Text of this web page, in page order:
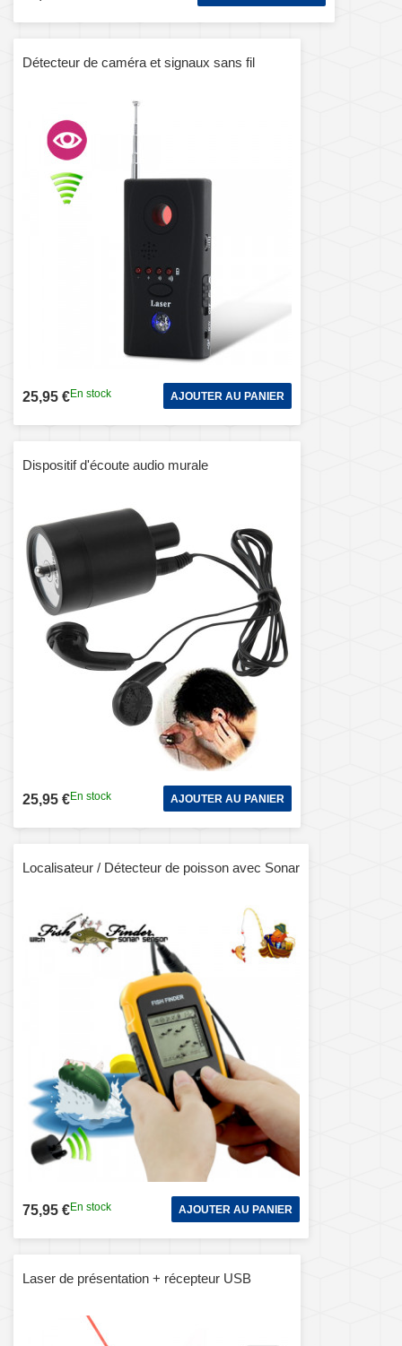
Détecteur de caméra et signaux sans fil
25,95 €En stock AJOUTER AU PANIER
Dispositif d'écoute audio murale
25,95 €En stock AJOUTER AU PANIER
Localisateur / Détecteur de poisson avec Sonar
75,95 €En stock AJOUTER AU PANIER
Laser de présentation + récepteur USB